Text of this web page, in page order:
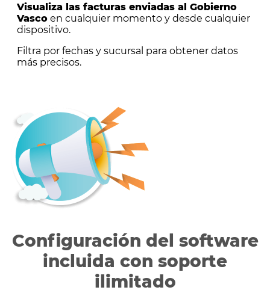
Visualiza las facturas enviadas al Gobierno
Vasco en cualquier momento y desde cualquier
dispositivo.
Filtra por fechas y sucursal para obtener datos
más precisos.
Configuración del software
incluida con soporte
ilimitado